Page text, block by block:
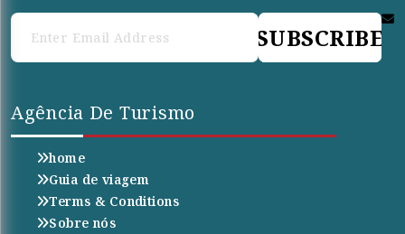
SUBSCRIBE
Agência De Turismo
home
Guia de viagem
Terms & Conditions
Sobre nós